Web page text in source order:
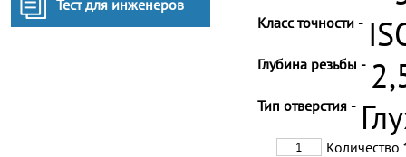
Тест для инженеров
Класс точности -
Глубина резьбы -
Тип отверстия -
Количество